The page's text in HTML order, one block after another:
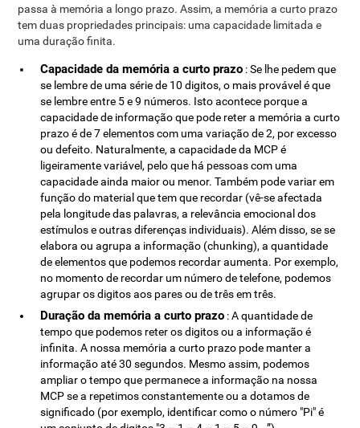
passa à memória a longo prazo. Assim, a memória a curto prazo
tem duas propriedades principais: uma capacidade limitada e
uma duração finita.
Capacidade da memória a curto prazo : Se lhe pedem que
se lembre de uma série de 10 digitos, o mais provável é que
se lembre entre 5 e 9 números. Isto acontece porque a
capacidade de informação que pode reter a memória a curto
prazo é de 7 elementos com uma variação de 2, por excesso
ou defeito. Naturalmente, a capacidade da MCP é
ligeiramente variável, pelo que há pessoas com uma
capacidade ainda maior ou menor. Também pode variar em
função do material que tem que recordar (vê-se afectada
pela longitude das palavras, a relevância emocional dos
estímulos e outras diferenças individuais). Além disso, se se
elabora ou agrupa a informação (chunking), a quantidade
de elementos que podemos recordar aumenta. Por exemplo,
no momento de recordar um número de telefone, podemos
agrupar os digitos aos pares ou de três em três.
Duração da memória a curto prazo : A quantidade de
tempo que podemos reter os digitos ou a informação é
infinita. A nossa memória a curto prazo pode manter a
informação até 30 segundos. Mesmo assim, podemos
ampliar o tempo que permanece a informação na nossa
MCP se a repetimos constantemente ou a dotamos de
significado (por exemplo, identificar como o número "Pi" é